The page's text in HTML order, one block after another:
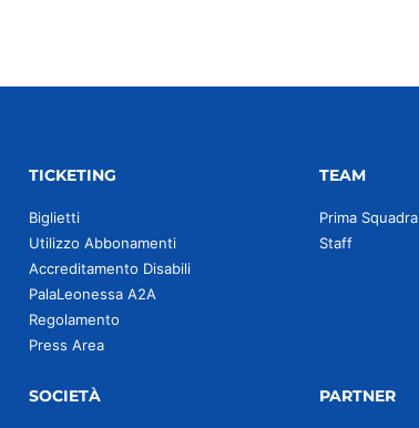
TICKETING
Biglietti
Utilizzo Abbonamenti
Accreditamento Disabili
PalaLeonessa A2A
Regolamento
Press Area
TEAM
Prima Squadra
Staff
SOCIETÀ PARTNER